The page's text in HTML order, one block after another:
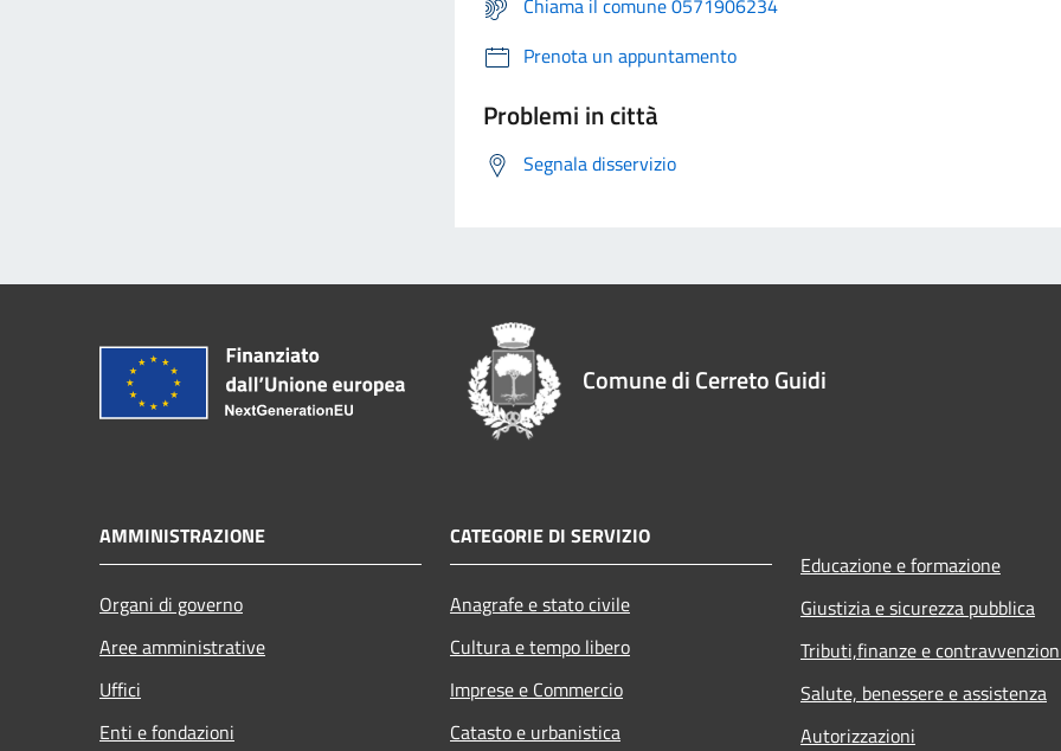
Prenota un appuntamento
Problemi in città
Segnala disservizio
Comune di Cerreto Guidi
AMMINISTRAZIONE
Organi di governo
Aree amministrative
Uffici
Enti e fondazioni
CATEGORIE DI SERVIZIO
Anagrafe e stato civile
Cultura e tempo libero
Imprese e Commercio
Catasto e urbanistica
Educazione e formazione
Giustizia e sicurezza pubblica
Tributi,finanze e
Salute, benessere e assistenza
Autorizzazioni